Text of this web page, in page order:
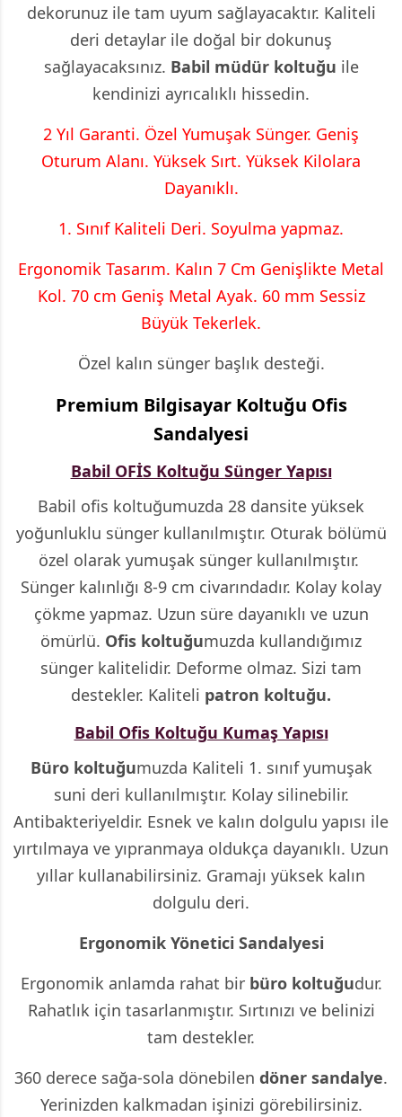
dekorunuz ile tam uyum sağlayacaktır. Kaliteli
deri detaylar ile doğal bir dokunuş
sağlayacaksınız. Babil müdür koltuğu ile
kendinizi ayrıcalıklı hissedin.
2 Yıl Garanti. Özel Yumuşak Sünger. Geniş
Oturum Alanı. Yüksek Sırt. Yüksek Kilolara
Dayanıklı.
1. Sınıf Kaliteli Deri. Soyulma yapmaz.
Ergonomik Tasarım. Kalın 7 Cm Genişlikte Metal
Kol. 70 cm Geniş Metal Ayak. 60 mm Sessiz
Büyük Tekerlek.
Özel kalın sünger başlık desteği.
Premium Bilgisayar Koltuğu Ofis
Sandalyesi
Babil OFİS Koltuğu Sünger Yapısı
Babil ofis koltuğumuzda 28 dansite yüksek
yoğunluklu sünger kullanılmıştır. Oturak bölümü
özel olarak yumuşak sünger kullanılmıştır.
Sünger kalınlığı 8-9 cm civarındadır. Kolay kolay
çökme yapmaz. Uzun süre dayanıklı ve uzun
ömürlü. Ofis koltuğumuzda kullandığımız
sünger kalitelidir. Deforme olmaz. Sizi tam
destekler. Kaliteli patron koltuğu.
Babil Ofis Koltuğu Kumaş Yapısı
Büro koltuğumuzda Kaliteli 1. sınıf yumuşak
suni deri kullanılmıştır. Kolay silinebilir.
Antibakteriyeldir. Esnek ve kalın dolgulu yapısı ile
yırtılmaya ve yıpranmaya oldukça dayanıklı. Uzun
yıllar kullanabilirsiniz. Gramajı yüksek kalın
dolgulu deri.
Ergonomik Yönetici Sandalyesi
Ergonomik anlamda rahat bir büro koltuğudur.
Rahatlık için tasarlanmıştır. Sırtınızı ve belinizi
tam destekler.
360 derece sağa-sola dönebilen döner sandalye.
Yerinizden kalkmadan işinizi görebilirsiniz.